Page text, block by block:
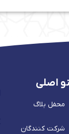
اصلی
محفل بلاگ
شرکت کنندگان